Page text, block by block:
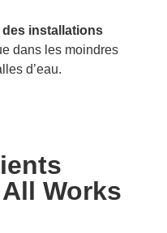
installations
dans les moindres
d’eau.
Works